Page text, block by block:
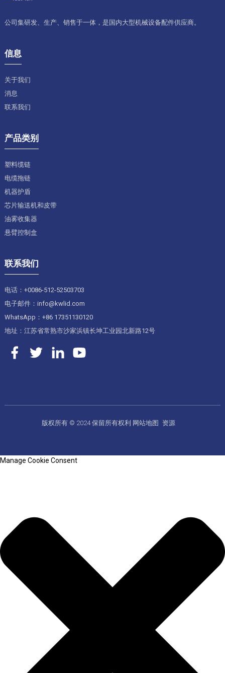
公司集研发、生产、销售于一体，是国内大型机械设备配件供应商。
信息
关于我们
消息
联系我们
产品类别
塑料缆链
电缆拖链
机器护盾
芯片输送机和皮带
油雾收集器
悬臂控制盒
联系我们
电话：+0086-512-52503703
电子邮件：info@kwlid.com
WhatsApp：+86 17351130120
地址：江苏省常熟市沙家浜镇长坤工业园北新路12号
版权所有 © 2024 保留所有权利 网站地图 资源
Manage Cookie Consent